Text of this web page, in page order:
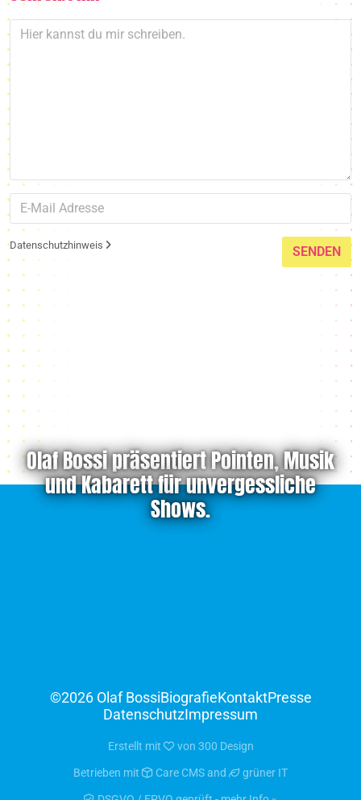
Datenschutzhinweis SENDEN
Olaf Bossi präsentiert Pointen, Musik
und Kabarett für unvergessliche
Shows.
©2026 Olaf BossiBiografieKontaktPresse
DatenschutzImpressum
Erstellt mit von 300 Design
Betrieben mit Care CMSand grüner IT